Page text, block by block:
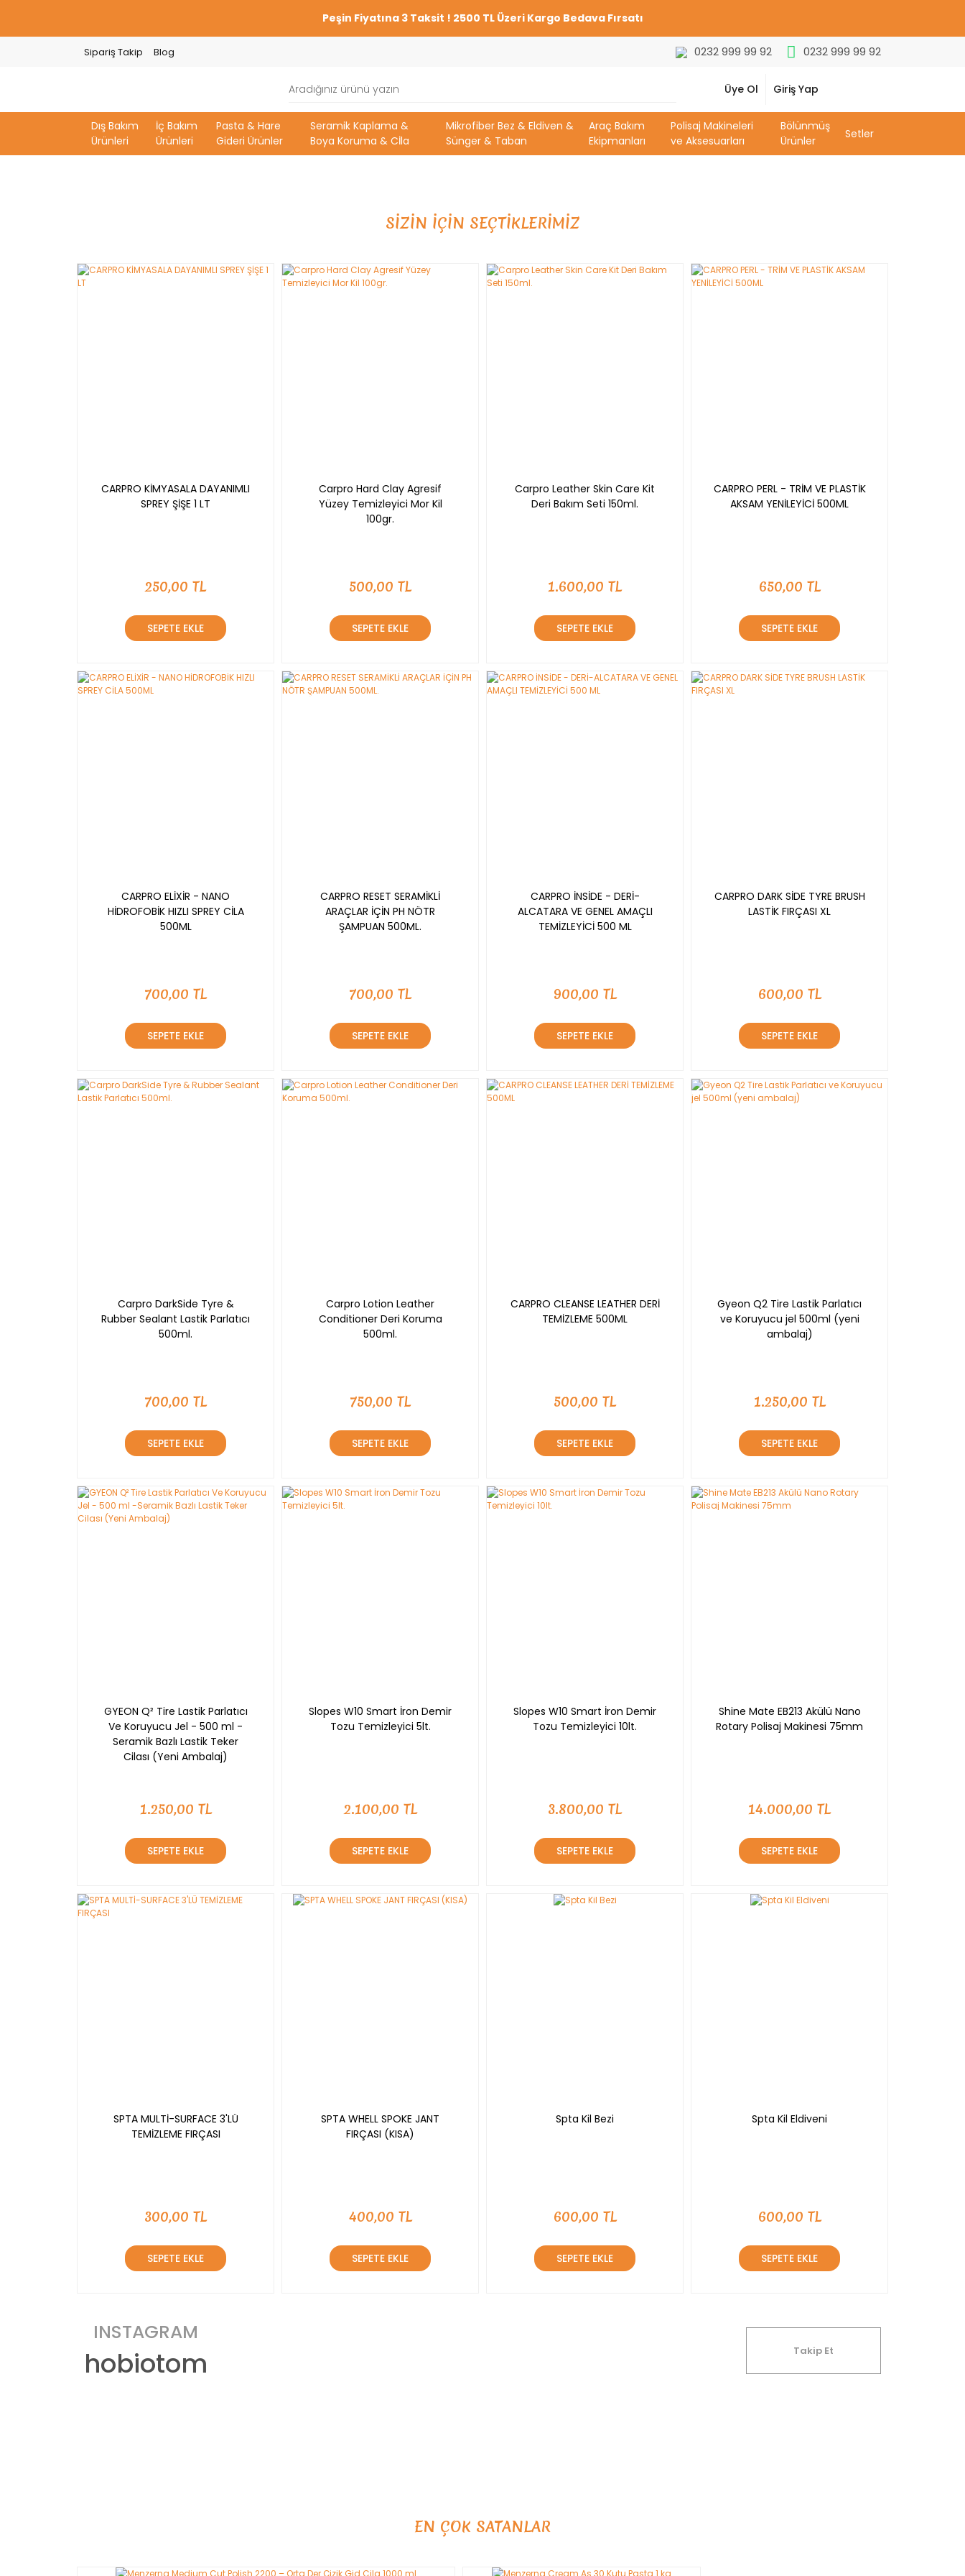
Peşin Fiyatına 3 Taksit ! 2500 TL Üzeri Kargo Bedava Fırsatı
Sipariş Takip Blog 0232 999 99 92 0232 999 99 92
Üye Ol Giriş Yap
Dış Bakım
Ürünleri
İç Bakım
Ürünleri
Pasta & Hare
Gideri Ürünler
Seramik Kaplama &
Boya Koruma & Cİla
Mikrofiber Bez & Eldiven &
Sünger & Taban
Araç Bakım
Ekipmanları
Polisaj Makineleri
ve Aksesuarları
Bölünmüş
Ürünler
Setler
SİZİN İÇİN SEÇTİKLERİMİZ
CARPRO KİMYASALA DAYANIMLI
SPREY ŞİŞE 1 LT
250,00 TL
SEPETE EKLE
YENİ
Carpro Hard Clay Agresif
Yüzey Temizleyici Mor Kil
100gr.
500,00 TL
SEPETE EKLE
Carpro Leather Skin Care Kit
Deri Bakım Seti 150ml.
1.600,00 TL
SEPETE EKLE
CARPRO PERL - TRİM VE PLASTİK
AKSAM YENİLEYİCİ 500ML
650,00 TL
SEPETE EKLE
CARPRO ELİXİR - NANO
HİDROFOBİK HIZLI SPREY CİLA
500ML
700,00 TL
SEPETE EKLE
YENİ
CARPRO RESET SERAMİKLİ
ARAÇLAR İÇİN PH NÖTR
ŞAMPUAN 500ML.
700,00 TL
SEPETE EKLE
YENİ
CARPRO İNSİDE - DERİ-
ALCATARA VE GENEL AMAÇLI
TEMİZLEYİCİ 500 ML
900,00 TL
SEPETE EKLE
CARPRO DARK SİDE TYRE BRUSH
LASTİK FIRÇASI XL
600,00 TL
SEPETE EKLE
Carpro DarkSide Tyre &
Rubber Sealant Lastik Parlatıcı
500ml.
700,00 TL
SEPETE EKLE
Carpro Lotion Leather
Conditioner Deri Koruma
500ml.
750,00 TL
SEPETE EKLE
CARPRO CLEANSE LEATHER DERİ
TEMİZLEME 500ML
500,00 TL
SEPETE EKLE
Gyeon Q2 Tire Lastik Parlatıcı
ve Koruyucu jel 500ml (yeni
ambalaj)
1.250,00 TL
SEPETE EKLE
GYEON Q² Tire Lastik Parlatıcı
Ve Koruyucu Jel - 500 ml -
Seramik Bazlı Lastik Teker
Cilası (Yeni Ambalaj)
1.250,00 TL
SEPETE EKLE
YENİ
Slopes W10 Smart İron Demir
Tozu Temizleyici 5lt.
2.100,00 TL
SEPETE EKLE
YENİ
Slopes W10 Smart İron Demir
Tozu Temizleyici 10lt.
3.800,00 TL
SEPETE EKLE
YENİ
Shine Mate EB213 Akülü Nano
Rotary Polisaj Makinesi 75mm
14.000,00 TL
SEPETE EKLE
SPTA MULTİ-SURFACE 3'LÜ
TEMİZLEME FIRÇASI
300,00 TL
SEPETE EKLE
SPTA WHELL SPOKE JANT
FIRÇASI (KISA)
400,00 TL
SEPETE EKLE
Spta Kil Bezi
600,00 TL
SEPETE EKLE
Spta Kil Eldiveni
600,00 TL
SEPETE EKLE
INSTAGRAM
hobiotom Takip Et
EN ÇOK SATANLAR